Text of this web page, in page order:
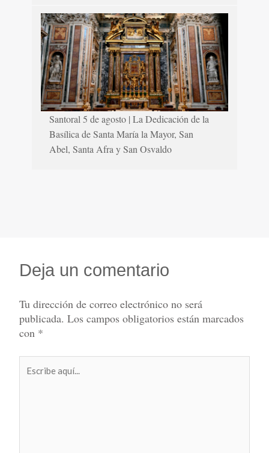
Santoral 5 de agosto | La Dedicación de la
Basílica de Santa María la Mayor, San
Abel, Santa Afra y San Osvaldo
Deja un comentario
Tu dirección de correo electrónico no será
publicada. Los campos obligatorios están marcados
con *
aquí...